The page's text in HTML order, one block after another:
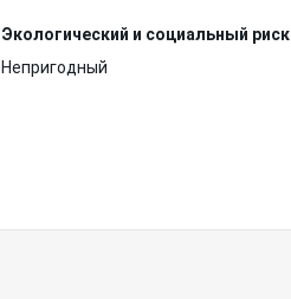
Экологический и социальный риск
Непригодный